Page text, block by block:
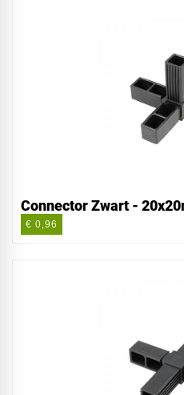
Connector Zwart -
€ 0,96